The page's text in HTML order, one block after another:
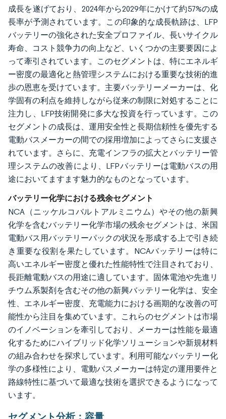
成長を遂げており、2024年から2029年にかけて約57%の成
長率が予測されています。この印象的な成長軌跡は、LFP
バッテリーの強化された安全プロファイル、長いサイクル
寿命、コスト競争力の向上など、いくつかの主要要因によ
って牽引されています。このセグメントは、特にエネルギ
ー密度の最適化と熱管理システムにおける重要な技術的進
歩の恩恵を受けています。主要バッテリーメーカーは、化
学固有の利点を維持しながら従来の制限に対処することに
注力し、LFP技術開発に多大な投資を行っています。この
セグメントの成長は、運用安全性と長期信頼性を優先する
電動バスメーカーの間での採用増加によってさらに支援さ
れています。さらに、充電インフラの拡大とバッテリー管
理システムの改善により、LFPバッテリーは電動バスの用
途においてますます魅力的なものとなっています。
バッテリー化学における残余セグメント
NCA（ニッケルコバルトアルミニウム）やその他の新興
化学を含むバッテリー化学市場の残余セグメントは、米国
電動バス用バッテリーパックの状況を形成する上で引き続
き重要な役割を果たしています。NCAバッテリーは特に
高いエネルギー密度と優れた性能特性で注目されており、
長距離電動バスの用途に適しています。固体電池や先進リ
チウム系製剤を含むその他の新興バッテリー化学は、安全
性、エネルギー密度、充電能力における画期的な改善の可
能性から注目を集めています。これらのセグメントは市場
のイノベーションを牽引しており、メーカーは性能を最適
化するためにハイブリッド化学ソリューションや新規材料
の組み合わせを探求しています。利用可能なバッテリー化
学の多様性により、電動バスメーカーは特定の運用要件と
路線特性に基づいて最適な技術を選択できるようになって
います。